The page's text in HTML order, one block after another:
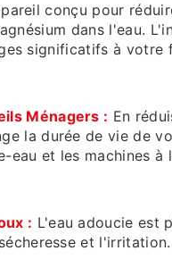
conçu pour
dans l'eau.
significatifs à votre
Ménagers : En
la durée de vie de
eau et les machines à
: L'eau adoucie est
et l'irritation.